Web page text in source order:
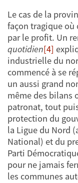
Le cas de la
façon tragique
par le profit. Un
quotidien[4]
industrielle du
commencé à se
un aussi grand
même des bilans
patronat, tout
protection du
la Ligue du Nord
National) et du
Parti
pour ne jamais
les communes